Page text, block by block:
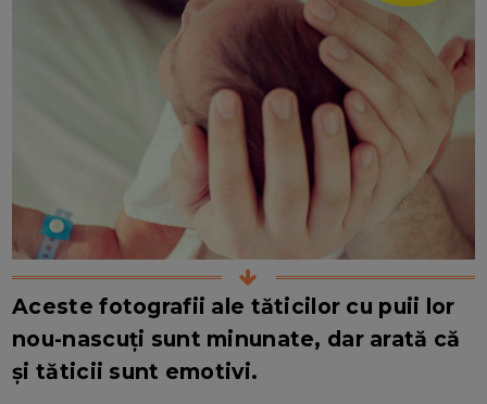
Aceste fotografii ale tăticilor cu puii lor
nou-nascuți sunt minunate, dar arată că
și tăticii sunt emotivi.